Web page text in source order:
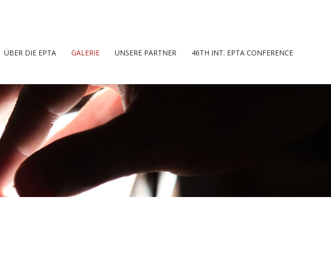
ÜBER DIE EPTA GALERIE UNSERE PARTNER 46TH INT. EPTA CONFERENCE